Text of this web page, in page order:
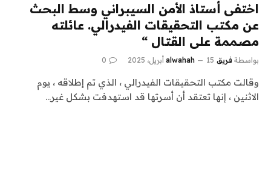
اختفى أستاذ الأمن السيبراني وسط البحث
عن مكتب التحقيقات الفيدرالي. عائلته
مصممة على القتال “
بواسطة فريق alwahah 15 أبريل، 2025 0
وقالت مكتب التحقيقات الفيدرالي ، الذي تم إطلاقه ، يوم
الاثنين ، إنها تعتقد أن أسرتها قد استهدفت بشكل غير…